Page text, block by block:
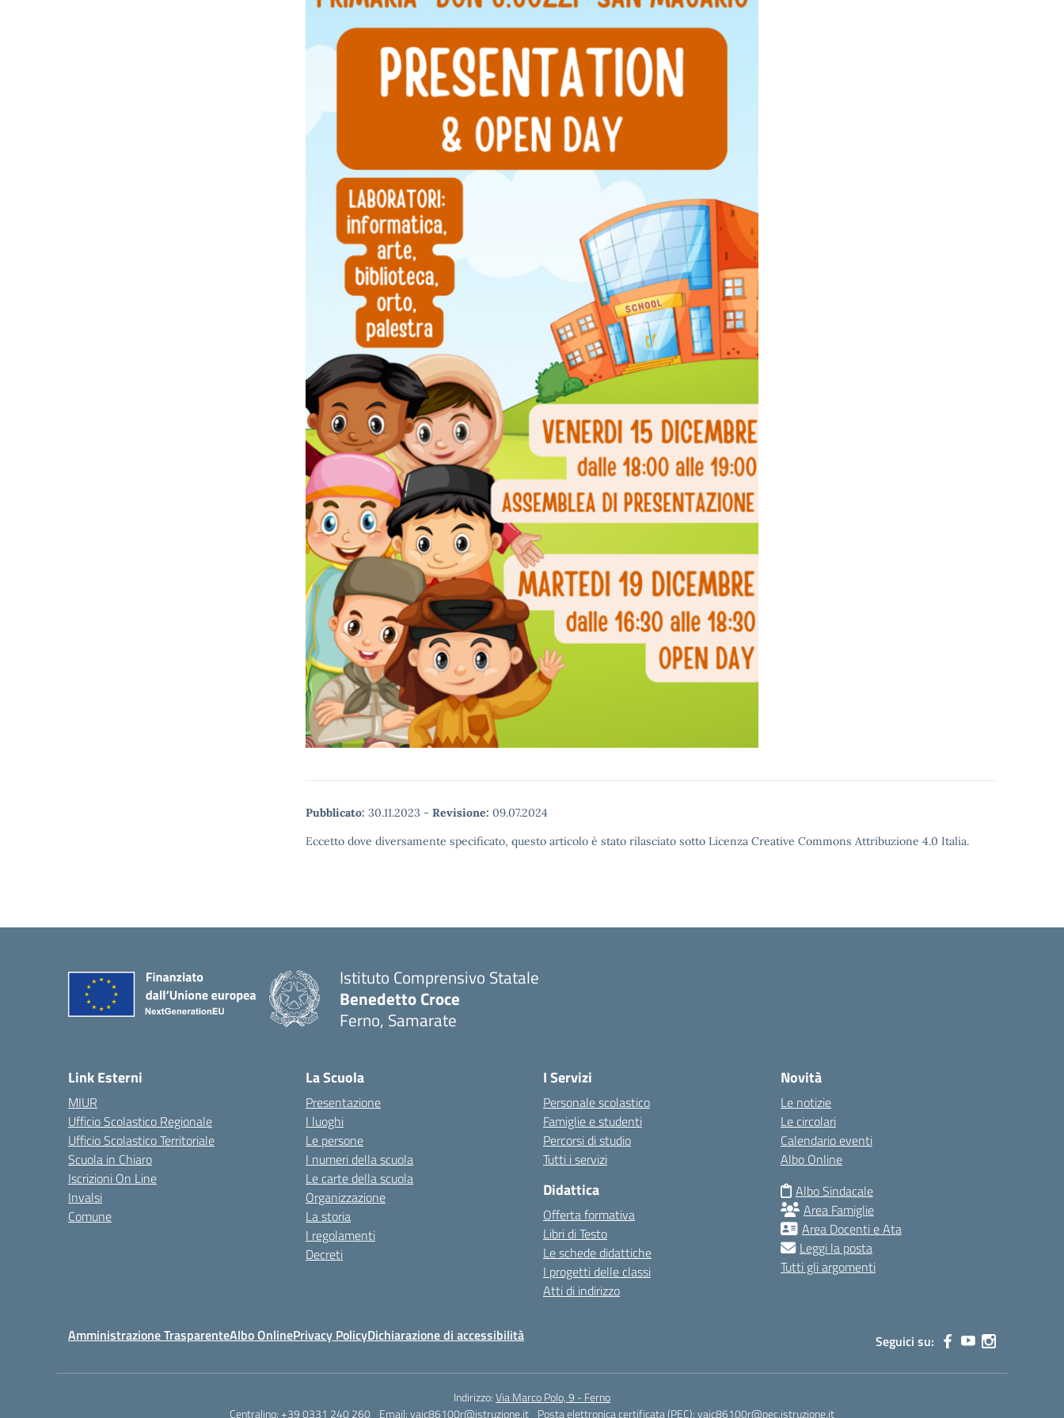
Pubblicato: 30.11.2023 - Revisione: 09.07.2024
Eccetto dove diversamente specificato, questo articolo è stato rilasciato sotto Licenza Creative Commons Attribuzione 4.0 Italia.
Istituto Comprensivo Statale
Benedetto Croce
Ferno, Samarate
Link Esterni
MIUR
Ufficio Scolastico Regionale
Ufficio Scolastico Territoriale
Scuola in Chiaro
Iscrizioni On Line
Invalsi
Comune
La Scuola
Presentazione
I luoghi
Le persone
I numeri della scuola
Le carte della scuola
Organizzazione
La storia
I regolamenti
Decreti
I Servizi
Personale scolastico
Famiglie e studenti
Percorsi di studio
Tutti i servizi
Didattica
Offerta formativa
Libri di Testo
Le schede didattiche
I progetti delle classi
Atti di indirizzo
Novità
Le notizie
Le circolari
Calendario eventi
Albo Online
Albo Sindacale
Area Famiglie
Area Docenti e Ata
Leggi la posta
Tutti gli argomenti
Amministrazione TrasparenteAlbo OnlinePrivacy PolicyDichiarazione di accessibilità Seguici su:
Indirizzo:Via Marco Polo, 9 - Ferno
Centralino:+39 0331 240 260 Email:vaic86100r@istruzione.it Posta elettronica certificata (PEC):vaic86100r@pec.istruzione.it